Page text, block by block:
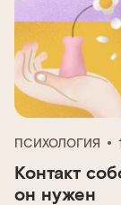
ПСИХОЛОГИЯ
Контакт
он нужен